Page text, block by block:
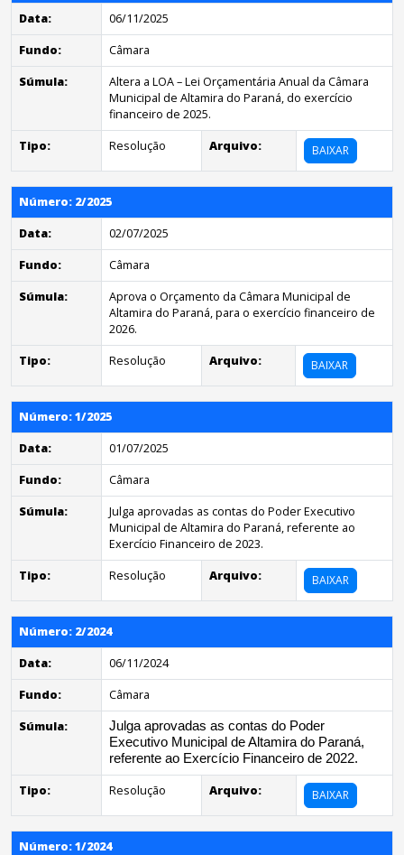
Data: 06/11/2025
Fundo: Câmara
Súmula:
Altera a LOA – Lei Orçamentária Anual da Câmara
Municipal de Altamira do Paraná, do exercício
financeiro de 2025.
Tipo: Resolução Arquivo: BAIXAR
Número: 2/2025
Data: 02/07/2025
Fundo: Câmara
Súmula:
Aprova o Orçamento da Câmara Municipal de
Altamira do Paraná, para o exercício financeiro de
2026.
Tipo: Resolução Arquivo: BAIXAR
Número: 1/2025
Data: 01/07/2025
Fundo: Câmara
Súmula:
Julga aprovadas as contas do Poder Executivo
Municipal de Altamira do Paraná, referente ao
Exercício Financeiro de 2023.
Tipo: Resolução Arquivo: BAIXAR
Número: 2/2024
Data: 06/11/2024
Fundo: Câmara
Súmula:
Julga aprovadas as contas do Poder
Executivo Municipal de Altamira do Paraná,
referente ao Exercício Financeiro de 2022.
Tipo: Resolução Arquivo: BAIXAR
Número: 1/2024